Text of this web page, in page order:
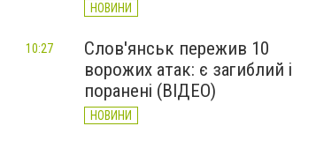
НОВИНИ
Слов'янськ пережив 10
ворожих атак: є загиблий і
поранені (ВІДЕО)
НОВИНИ
10:27